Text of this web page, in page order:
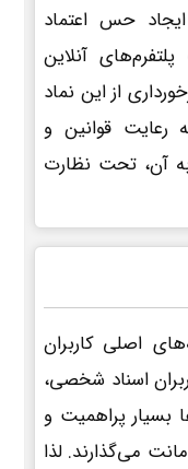
حس اعتماد
آنلاین
از این نماد
رعایت قوانین و
به آن، تحت نظارت
اصلی کاربران
اسناد شخصی،
بسیار پراهمیت و
می‌گذارند. لذا